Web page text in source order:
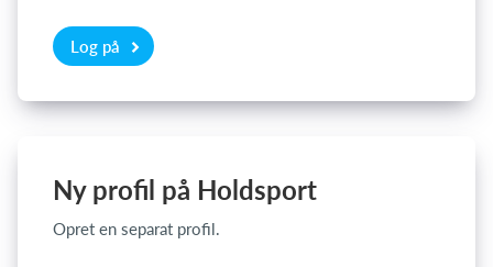
Log på
Ny profil på Holdsport
Opret en separat profil.